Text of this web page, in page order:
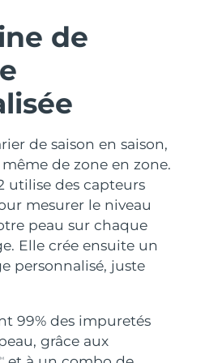
de
de saison en saison,
de zone en zone.
utilise des capteurs
mesurer le niveau
peau sur chaque
Elle crée ensuite un
personnalisé, juste
99% des impuretés
grâce aux
Plus
heating
Men
Lifting
toning
go
toning on-the-go
eyes & lips
coffret
hydration
and red light therapy
Soin bucco-dentaire
sonic toothbrush
silicone sonic toothbrush
ANTI-ÂGE
Traitements LED
Livraison estimée
Livraison estimée
Livraison estimée8/15/26
Livraison estimée
Livraison estimée8/9/26
Livraison estimée8/13/26